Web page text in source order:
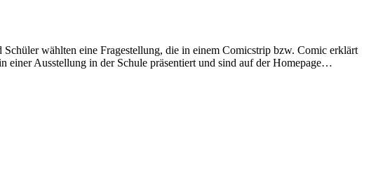
wählten eine Fragestellung, die in einem Comicstrip bzw. Comic erklärt
einer Ausstellung in der Schule präsentiert und sind auf der Homepage…